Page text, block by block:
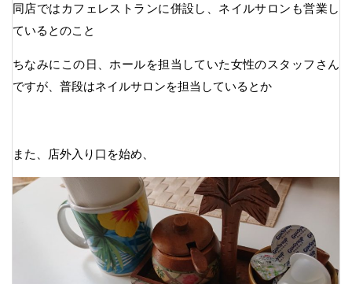
同店ではカフェレストランに併設し、ネイルサロンも営業し
ているとのこと
ちなみにこの日、ホールを担当していた女性のスタッフさん
ですが、普段はネイルサロンを担当しているとか
また、店外入り口を始め、